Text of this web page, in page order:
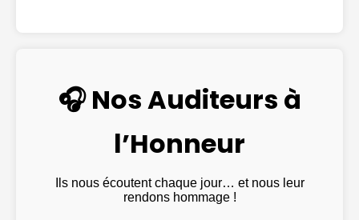
🎧 Nos Auditeurs à
l’Honneur
Ils nous écoutent chaque jour… et nous leur
rendons hommage !